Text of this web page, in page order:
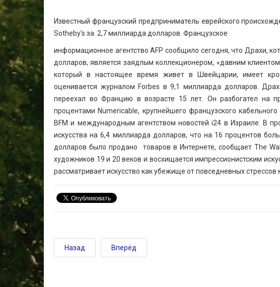
Известный французский предприниматель еврейского
Sotheby's за 2,7 миллиарда долларов. Французское
информационное агентство AFP сообщило сегодня, что Драхи,
долларов, является заядлым коллекционером, «давним
который в настоящее время живет в Швейцарии, имеет
оценивается журналом Forbes в 9,1 миллиарда долларов.
переехал во Францию в возрасте 15 лет. Он разбогател на
процентами Numericable, крупнейшего французского
BFM и международным агентством новостей i24 в Израиле. В
искусства на 6,4 миллиарда долларов, что на 16 процентов
долларов было продано товаров в Интернете, сообщает The
художников 19 и 20 веков и восхищается импрессионистским
рассматривает искусство как убежище от повседневных
Назад Вперёд